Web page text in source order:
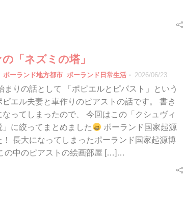
「ネズミの塔」
ポーランド地方都市 ポーランド日常生活 - 2026/06/23
まりの話として 「ポピエルとピパスト」という
エル夫妻と車作りのピアストの話です。 書き
ってしまったので、 今回はこの「クシュヴィ
に絞ってまとめました
ポーランド国家起源
長大になってしまったポーランド国家起源博
の中のピアストの絵画部屋 […]…